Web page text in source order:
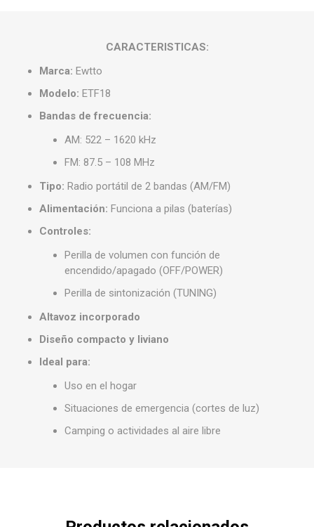
CARACTERISTICAS:
Marca: Ewtto
Modelo: ETF18
Bandas de frecuencia:
AM: 522 – 1620 kHz
FM: 87.5 – 108 MHz
Tipo: Radio portátil de 2 bandas (AM/FM)
Alimentación: Funciona a pilas (baterías)
Controles:
Perilla de volumen con función de
encendido/apagado (OFF/POWER)
Perilla de sintonización (TUNING)
Altavoz incorporado
Diseño compacto y liviano
Ideal para:
Uso en el hogar
Situaciones de emergencia (cortes de luz)
Camping o actividades al aire libre